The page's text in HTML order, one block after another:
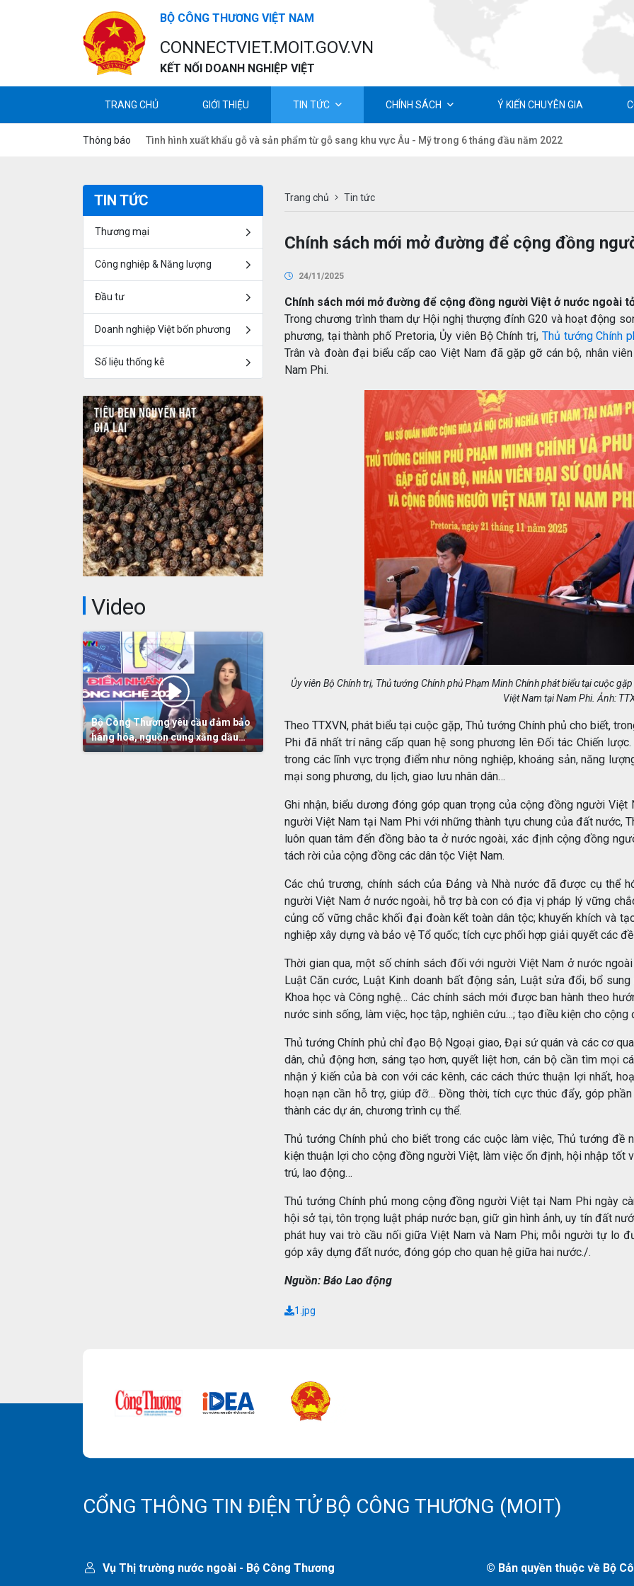
BỘ CÔNG THƯƠNG VIỆT NAM
CONNECTVIET.MOIT.GOV.VN
KẾT NỐI DOANH NGHIỆP VIỆT
TRANG CHỦ GIỚI THIỆU TIN TỨC CHÍNH SÁCH Ý KIẾN CHUYÊN GIA
Thông báo Tình hình xuất khẩu gỗ và sản phẩm từ gỗ sang khu vực Âu - Mỹ trong 6 tháng đầu năm 2022
Trang chủ Tin tức
Chính sách mới mở đường để cộng đồng
24/11/2025
Chính sách mới mở đường để cộng đồng người Việt ở nước ngoài
Trong chương trình tham dự Hội nghị thượng đỉnh G20 và hoạt động
phương, tại thành phố Pretoria, Ủy viên Bộ Chính trị, Thủ tướng Chính
Trân và đoàn đại biểu cấp cao Việt Nam đã gặp gỡ cán bộ, nhân
Nam Phi.
Ủy viên Bộ Chính trị, Thủ tướng Chính phủ Phạm Minh Chính phát biểu tại cuộc
Việt Nam tại Nam Phi. Ảnh:
Theo TTXVN, phát biểu tại cuộc gặp, Thủ tướng Chính phủ cho biết,
Phi đã nhất trí nâng cấp quan hệ song phương lên Đối tác Chiến
trong các lĩnh vực trọng điểm như nông nghiệp, khoáng sản, năng
mại song phương, du lịch, giao lưu nhân dân…
Ghi nhận, biểu dương đóng góp quan trọng của cộng đồng người
người Việt Nam tại Nam Phi với những thành tựu chung của đất nước,
luôn quan tâm đến đồng bào ta ở nước ngoài, xác định cộng đồng
tách rời của cộng đồng các dân tộc Việt Nam.
Các chủ trương, chính sách của Đảng và Nhà nước đã được cụ thể
người Việt Nam ở nước ngoài, hỗ trợ bà con có địa vị pháp lý vững
củng cố vững chắc khối đại đoàn kết toàn dân tộc; khuyến khích và
nghiệp xây dựng và bảo vệ Tổ quốc; tích cực phối hợp giải quyết các
Thời gian qua, một số chính sách đối với người Việt Nam ở nước
Luật Căn cước, Luật Kinh doanh bất động sản, Luật sửa đổi, bổ
Khoa học và Công nghệ… Các chính sách mới được ban hành theo
nước sinh sống, làm việc, học tập, nghiên cứu…; tạo điều kiện cho
Thủ tướng Chính phủ chỉ đạo Bộ Ngoại giao, Đại sứ quán và các cơ
dân, chủ động hơn, sáng tạo hơn, quyết liệt hơn, cán bộ cần tìm mọi
nhận ý kiến của bà con với các kênh, các cách thức thuận lợi nhất,
hoạn nạn cần hỗ trợ, giúp đỡ… Đồng thời, tích cực thúc đẩy, góp
thành các dự án, chương trình cụ thể.
Thủ tướng Chính phủ cho biết trong các cuộc làm việc, Thủ tướng đề
kiện thuận lợi cho cộng đồng người Việt, làm việc ổn định, hội nhập tốt
trú, lao động…
Thủ tướng Chính phủ mong cộng đồng người Việt tại Nam Phi ngày
hội sở tại, tôn trọng luật pháp nước bạn, giữ gìn hình ảnh, uy tín đất
phát huy vai trò cầu nối giữa Việt Nam và Nam Phi; mỗi người tự lo
góp xây dựng đất nước, đóng góp cho quan hệ giữa hai nước./.
Nguồn: Báo Lao động
1.jpg
TIN TỨC
Thương mại
Công nghiệp & Năng lượng
Đầu tư
Doanh nghiệp Việt bốn phương
Số liệu thống kê
Video
Bộ Công Thương yêu cầu đảm bảo
hàng hóa, nguồn cung xăng dầu
dịp Tết
CỔNG THÔNG TIN ĐIỆN TỬ BỘ CÔNG THƯƠNG (MOIT)
Vụ Thị trường nước ngoài - Bộ Công Thương
© Bản quyền thuộc về Bộ